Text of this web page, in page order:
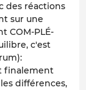
des réactions
sur une
COM-PLÉ-
c'est
finalement
différences,